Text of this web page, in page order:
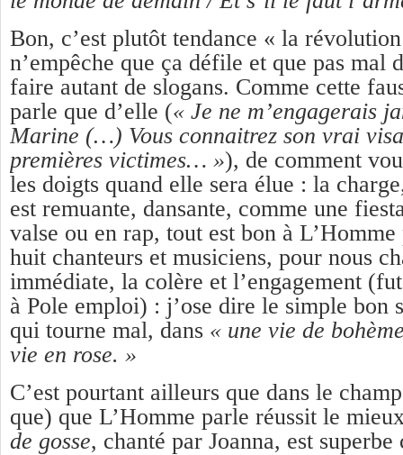
Bon, c’est plutôt tendance « la
n’empêche que ça défile et que pas mal
faire autant de slogans. Comme cette
parle que d’elle (« Je ne m’engagerais
Marine (…) Vous connaitrez son vrai
premières victimes… »), de comment
les doigts quand elle sera élue : la
est remuante, dansante, comme une
valse ou en rap, tout est bon à
huit chanteurs et musiciens, pour nous
immédiate, la colère et l’engagement
à Pole emploi) : j’ose dire le simple bon
qui tourne mal, dans « une vie de
vie en rose. »
C’est pourtant ailleurs que dans le
que) que L’Homme parle réussit le
de gosse, chanté par Joanna, est superbe